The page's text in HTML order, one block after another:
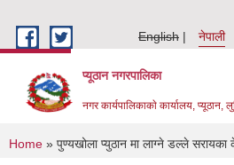
English
नेपाली
प्यूठान नगरपालिका
नगर कार्यपालिकाकाे कार्यालय, प्यूठान,
You are here
Home » पुण्यखोला प्युठान मा लाग्ने डल्ले